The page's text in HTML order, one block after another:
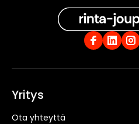
Yritys
Ota yhteyttä